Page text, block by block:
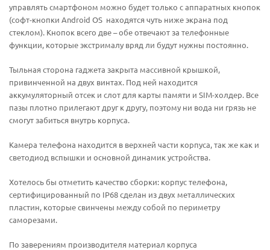
управлять смартфоном можно будет только с аппаратных кнопок
(софт-кнопки Android OS находятся чуть ниже экрана под
стеклом). Кнопок всего две – обе отвечают за телефонные
функции, которые экстрималу вряд ли будут нужны постоянно.
Тыльная сторона гаджета закрыта массивной крышкой,
привинченной на двух винтах. Под ней находится
аккумуляторный отсек и слот для карты памяти и SIM-холдер. Все
пазы плотно прилегают друг к другу, поэтому ни вода ни грязь не
смогут забиться внутрь корпуса.
Камера телефона находится в верхней части корпуса, так же как и
светодиод вспышки и основной динамик устройства.
Хотелось бы отметить качество сборки: корпус телефона,
сертифицированный по IP68 сделан из двух металлических
пластин, которые свинчены между собой по периметру
саморезами.
По заверениям производителя материал корпуса